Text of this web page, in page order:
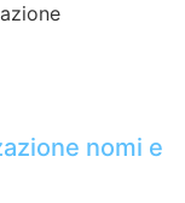
nomi e